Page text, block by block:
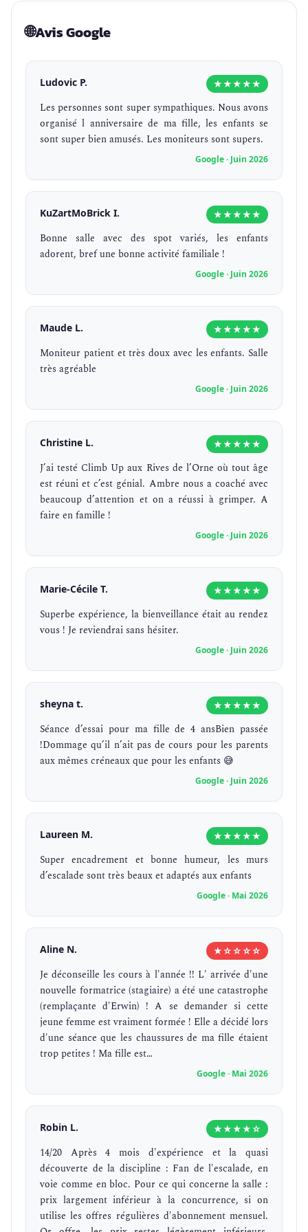
🌐Avis Google
Ludovic P. ★★★★★
Les personnes sont super sympathiques. Nous avons
organisé l anniversaire de ma fille, les enfants se
sont super bien amusés. Les moniteurs sont supers.
Google · Juin 2026
KuZartMoBrick I. ★★★★★
Bonne salle avec des spot variés, les enfants
adorent, bref une bonne activité familiale !
Google · Juin 2026
Maude L. ★★★★★
Moniteur patient et très doux avec les enfants. Salle
très agréable
Google · Juin 2026
Christine L. ★★★★★
J’ai testé Climb Up aux Rives de l’Orne où tout âge
est réuni et c’est génial. Ambre nous a coaché avec
beaucoup d’attention et on a réussi à grimper. A
faire en famille !
Google · Juin 2026
Marie-Cécile T. ★★★★★
Superbe expérience, la bienveillance était au rendez
vous ! Je reviendrai sans hésiter.
Google · Juin 2026
sheyna t. ★★★★★
Séance d’essai pour ma fille de 4 ansBien passée
!Dommage qu’il n’ait pas de cours pour les parents
aux mêmes créneaux que pour les enfants 😅
Google · Juin 2026
Laureen M. ★★★★★
Super encadrement et bonne humeur, les murs
d’escalade sont très beaux et adaptés aux enfants
Google · Mai 2026
Aline N. ★☆☆☆☆
Je déconseille les cours à l'année !! L' arrivée d'une
nouvelle formatrice (stagiaire) a été une catastrophe
(remplaçante d'Erwin) ! A se demander si cette
jeune femme est vraiment formée ! Elle a décidé lors
d'une séance que les chaussures de ma fille étaient
trop petites ! Ma fille est…
Google · Mai 2026
Robin L. ★★★★☆
14/20 Après 4 mois d'expérience et la quasi
découverte de la discipline : Fan de l'escalade, en
voie comme en bloc. Pour ce qui concerne la salle :
prix largement inférieur à la concurrence, si on
utilise les offres régulières d'abonnement mensuel.